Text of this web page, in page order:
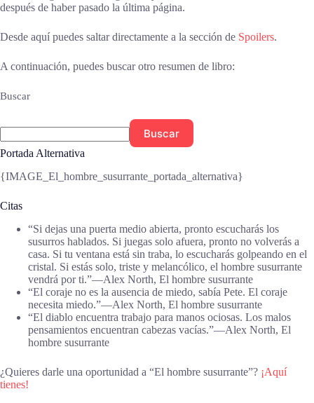
después de haber pasado la última página.
Desde aquí puedes saltar directamente a la sección de Spoilers.
A continuación, puedes buscar otro resumen de libro:
Buscar
Buscar
Portada Alternativa
{IMAGE_El_hombre_susurrante_portada_alternativa}
Citas
“Si dejas una puerta medio abierta, pronto escucharás los
susurros hablados. Si juegas solo afuera, pronto no volverás a
casa. Si tu ventana está sin traba, lo escucharás golpeando en el
cristal. Si estás solo, triste y melancólico, el hombre susurrante
vendrá por ti.”―Alex North, El hombre susurrante
“El coraje no es la ausencia de miedo, sabía Pete. El coraje
necesita miedo.”―Alex North, El hombre susurrante
“El diablo encuentra trabajo para manos ociosas. Los malos
pensamientos encuentran cabezas vacías.”―Alex North, El
hombre susurrante
¿Quieres darle una oportunidad a “El hombre susurrante”? ¡Aquí
tienes!